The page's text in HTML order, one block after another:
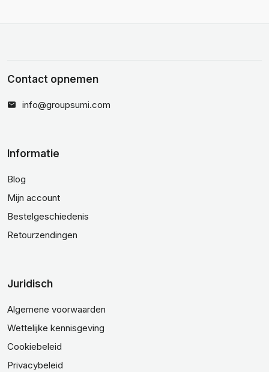
Contact opnemen
info@groupsumi.com
Informatie
Blog
Mijn account
Bestelgeschiedenis
Retourzendingen
Juridisch
Algemene voorwaarden
Wettelijke kennisgeving
Cookiebeleid
Privacybeleid